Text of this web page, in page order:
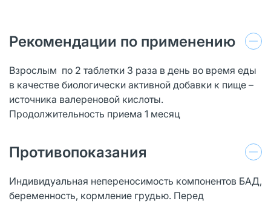
Рекомендации по применению
Взрослым по 2 таблетки 3 раза в день во время еды
в качестве биологически активной добавки к пище –
источника валереновой кислоты.
Продолжительность приема 1 месяц
Противопоказания
Индивидуальная непереносимость компонентов БАД,
беременность, кормление грудью. Перед